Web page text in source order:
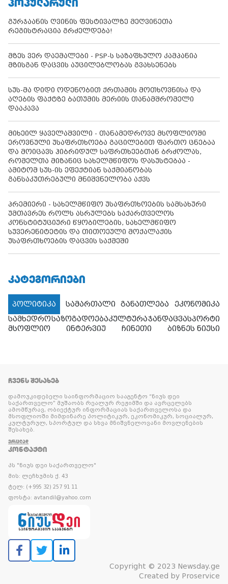
ᲞᲝᲞᲣᲚᲐᲠᲣᲚᲘ
გურჯაანის ღვინის ფესტივალზე მეღვინეთა
რეგისტრაცია გრძელდება!
მზეს ვერ დაემალები - PSP-ს საზაფხულო კამპანია
მზისგან დაცვის აუცილებლობას გვახსენებს
სუს-მა დიდი ოდენობით ქრთამის მოთხოვნისა და
აღების ფაქტზე ბათუმის მერიის თანამშრომელი
დააკავა
მიხეილ ყაველაშვილი - თანამედროვე მსოფლიოში
ეროვნული უსაფრთხოება გაცილებით ფართო ცნებაა
და მოიცავს ჰიბრიდულ საფრთხეებთან ბრძოლას,
რომელთა მიზანიც სახელმწიფოს დასუსტებაა -
ამიტომ სუს-ის ეფექტიან საქმიანობას
განსაკუთრებული მნიშვნელობა აქვს
პრემიერი - სახელმწიფო უსაფრთხოების სამსახური
უმთავრეს როლს ასრულებს საქართველოს
კონსტიტუციური წყობილების, სახელმწიფო
სუვერენიტეტის და თითოეული მოქალაქის
უსაფრთხოების დაცვის საქმეში
ᲙᲐᲢᲔᲒᲝᲠᲘᲔᲑᲘ
პოლიტიკა სამართალი განათლება
ეკონომიკა
სამხედროსაზოგადოებაკულტურაჯანდაცვასპორტი
მსოფლიო
ინტერვიუ ჩინეთი ბიზნეს ნიუსი
ᲩᲕᲔᲜᲡ ᲨᲔᲡᲐᲮᲔᲑ
დამოუკიდებელი საინფორმაციო სააგენტო “ნიუს დეი
საქართველო” მუშაობს რეალურ რეჟიმში და ავრცელებს
ამომწურავ, ობიექტურ ინფორმაციას საქართველოსა და
მსოფლიოში მიმდინარე პოლიტიკურ, ეკონომიკურ, სოციალურ,
კულტურულ, სპორტულ და სხვა მნიშვნელოვანი მოვლენების
შესახებ.
ᲕᲠᲪᲚᲐᲓ
ᲙᲝᲜᲢᲐᲥᲢᲘ
პს "ნიუს დეი საქართველო"
მის: ლეჩხუმის ქ. 43
ტელ: (+995 32) 257 91 11
ფოსტა: avtandil@yahoo.com
Copyright © 2023 Newsday.ge
Created by Proservice